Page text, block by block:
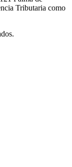
Tributaria como